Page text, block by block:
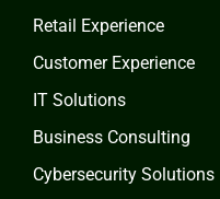
Retail Experience
Customer Experience
IT Solutions
Business Consulting
Cybersecurity Solutions